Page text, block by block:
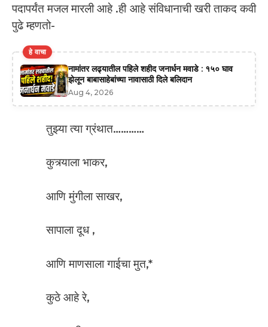
पदापर्यंत मजल मारली आहे .ही आहे संविधानाची खरी ताकद कवी
पुढे म्हणतो-
हे वाचा
नामांतर लढ्यातील पहिले शहीद जनार्धन मवाडे : १५० घाव
झेलून बाबासाहेबांच्या नावासाठी दिले बलिदान
Aug 4, 2026
तुझ्या त्या ग्रंथात…………
कुत्र्याला भाकर,
आणि मुंगीला साखर,
सापाला दूध ,
आणि माणसाला गाईचा मुत,*
कुठे आहे रे,